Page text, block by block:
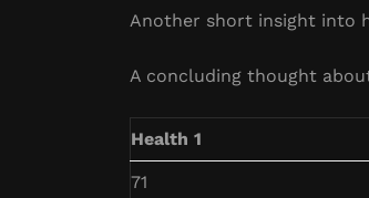
Another short insight into
A concluding thought
Health 1
71